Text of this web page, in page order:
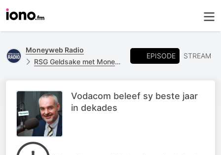
Moneyweb Radio
RSG Geldsake met Moneyweb
EPISODE STREAM
Vodacom beleef sy beste jaar
in dekades